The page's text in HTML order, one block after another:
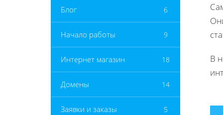
Блог 6
Начало работы 9
Интернет магазин 18
Домены 14
Заявки и заказы 5
В